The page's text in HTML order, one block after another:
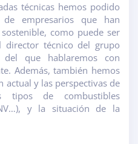
técnicas hemos podido
de empresarios que han
como puede ser
director técnico del grupo
del que hablaremos con
Además, también hemos
actual y las perspectivas de
de combustibles
y la situación de la